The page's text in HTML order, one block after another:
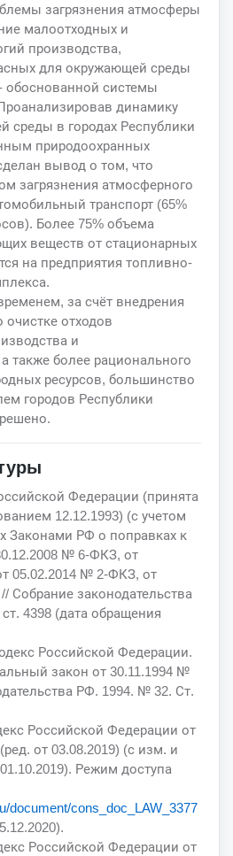
загрязнения атмосферы
малоотходных и
производства,
для окружающей среды
обоснованной системы
динамику
среды в городах Республики
природоохранных
вывод о том, что
загрязнения атмосферного
транспорт (65%
Более 75% объема
веществ от стационарных
на предприятия топливно-
за счёт внедрения
очистке отходов
и
также более рационального
ресурсов, большинство
городов Республики
Федерации (принята
12.12.1993) (с учетом
Законами РФ о поправках к
№ 6-ФКЗ, от
05.02.2014 № 2-ФКЗ, от
Собрание законодательства
4398 (дата обращения
Российской Федерации.
закон от 30.11.1994 №
РФ. 1994. № 32. Ст.
Российской Федерации от
от 03.08.2019) (с изм. и
Режим доступа
document/cons_doc_LAW_3377
Российской Федерации от